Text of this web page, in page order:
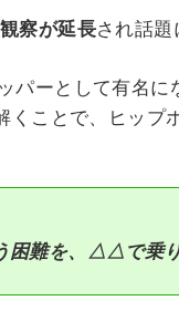
察が延長され話題
パーとして有名
くことで、ヒップ
困難を、△△で乗